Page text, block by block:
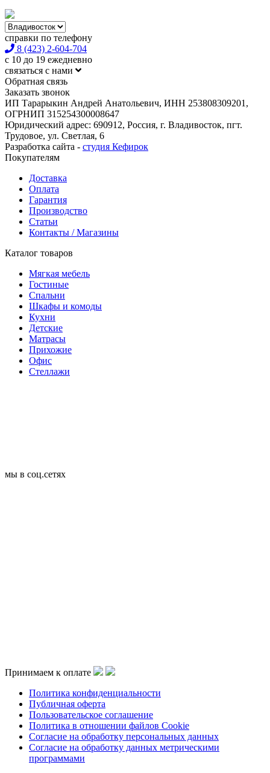
справки по телефону
8 (423) 2-604-704
с 10 до 19 ежедневно
связаться с нами
Обратная связь
Заказать звонок
ИП Тарарыкин Андрей Анатольевич, ИНН 253808309201,
ОГРНИП 315254300008647
Юридический адрес: 690912, Россия, г. Владивосток, пгт.
Трудовое, ул. Светлая, 6
Разработка сайта - студия Кефирок
Покупателям
Доставка
Оплата
Гарантия
Производство
Статьи
Контакты / Магазины
Каталог товаров
Мягкая мебель
Гостиные
Спальни
Шкафы и комоды
Кухни
Детские
Матрасы
Прихожие
Офис
Стеллажи
мы в соц.сетях
Принимаем к оплате
Политика конфиденциальности
Публичная оферта
Пользовательское соглашение
Политика в отношении файлов Cookie
Согласие на обработку персональных данных
Согласие на обработку данных метрическими
программами